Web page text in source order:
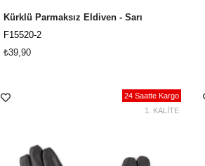
Kürklü Parmaksız Eldiven - Sarı
F15520-2
₺39,90
24 Saatte Kargo
1. KALİTE